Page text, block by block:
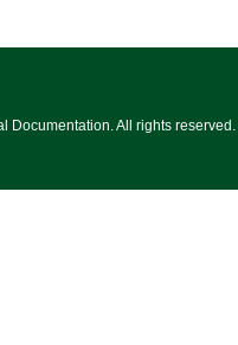
Documentation. All rights reserved.